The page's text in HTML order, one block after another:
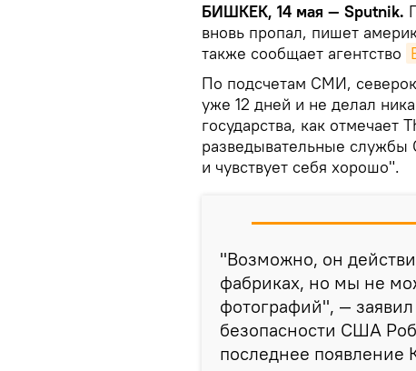
БИШКЕК, 14 мая — Sputnik.
вновь пропал, пишет
также сообщает агентство
По подсчетам СМИ,
уже 12 дней и не делал
государства, как отмечает
разведывательные службы
и чувствует себя хорошо".
"Возможно, он
фабриках, но мы не
фотографий", —
безопасности США
последнее